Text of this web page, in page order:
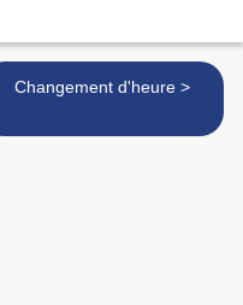
Changement d'heure >